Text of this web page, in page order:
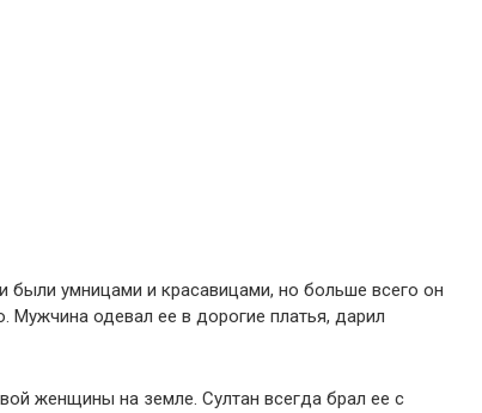
умницами и красавицами, но больше всего он
одевал ее в дорогие платья, дарил
женщины на земле. Султан всегда брал ее с